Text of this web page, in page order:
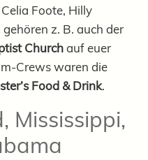
Foote, Hilly
z. B. auch der
Churchauf euer
Crews waren die
Food & Drink.
Mississippi,